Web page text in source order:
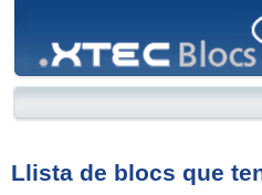
Llista de blocs que